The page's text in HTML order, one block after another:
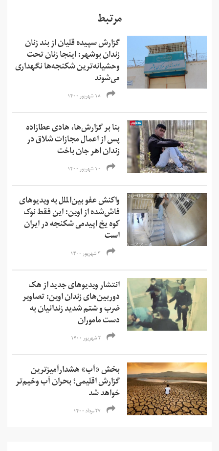
مرتبط
گزارش سپیده قلیان از بند زنان
زندان بوشهر: اینجا زنان تحت
وحشیانه‌ترین شکنجه‌ها نگهداری
می‌شوند
۱۸ شهریور ۱۴۰۰
بنا بر گزارش‌ها، هادی عطازاده
پس از اعمال مجازات شلاق در
زندان اهر جان باخت
۱۰ شهریور ۱۴۰۰
واکنش عفو بین‌الملل به ویدیوهای
فاش‌شده از اوین: این فقط نوک
کوه یخ اپیدمی شکنجه در ایران
است
۳ شهریور ۱۴۰۰
انتشار ویدیوهای جدید از هک
دوربین‌های زندان اوین: تصاویر
ضرب و شتم شدید زندانیان به
دست ماموران
۲ شهریور ۱۴۰۰
بخش «آب» هشدارآمیزترین
گزارش اقلیمی؛ بحران آب وخیم‌تر
خواهد شد
۲۷ مرداد ۱۴۰۰